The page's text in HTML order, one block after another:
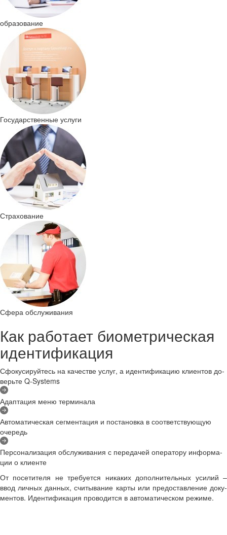
об­ра­зо­ва­ние
Го­су­дар­ствен­ные услу­ги
Стра­хо­ва­ние
Сфера об­слу­жи­ва­ния
Как ра­бо­та­ет био­мет­ри­че­ская
иден­ти­фи­ка­ция
Сфо­ку­си­руй­тесь на ка­че­стве услуг, а иден­ти­фи­ка­цию кли­ен­тов до­
верь­те Q-​Systems
Адап­та­ция меню тер­ми­на­ла
Ав­то­ма­ти­че­ская сег­мен­та­ция и по­ста­нов­ка в со­от­вет­ству­ю­щую
оче­редь
Пер­со­на­ли­за­ция об­слу­жи­ва­ния с пе­ре­да­чей опе­ра­то­ру ин­фор­ма­
ции о кли­ен­те
От по­се­ти­те­ля не тре­бу­ет­ся ни­ка­ких до­пол­ни­тель­ных уси­лий –
ввод лич­ных дан­ных, счи­ты­ва­ние карты или предо­став­ле­ние до­ку­
мен­тов. Иден­ти­фи­ка­ция про­во­дит­ся в ав­то­ма­ти­че­ском ре­жи­ме.